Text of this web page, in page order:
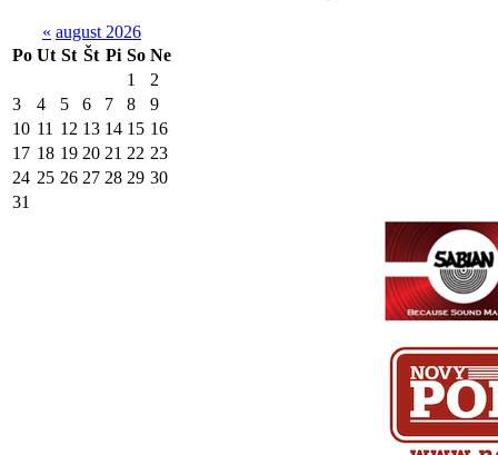
« august 2026
Po Ut St Št Pi So Ne
1
2
3
4 5 6 7 8
9
10 11 12 13 14 15 16
17 18 19 20 21 22 23
24 25 26 27 28 29 30
31